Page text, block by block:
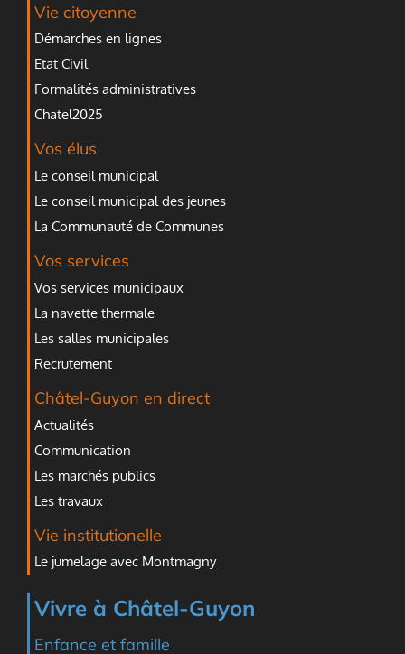
Vie citoyenne
Démarches en lignes
Etat Civil
Formalités administratives
Chatel2025
Vos élus
Le conseil municipal
Le conseil municipal des jeunes
La Communauté de Communes
Vos services
Vos services municipaux
La navette thermale
Les salles municipales
Recrutement
Châtel-Guyon en direct
Actualités
Communication
Les marchés publics
Les travaux
Vie institutionelle
Le jumelage avec Montmagny
Vivre à Châtel-Guyon
Enfance et famille